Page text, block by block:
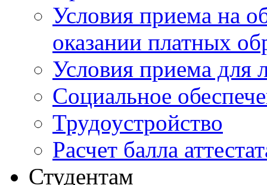
Условия приема на
оказании платных
Условия приема для
Социальное
Трудоустройство
Расчет балла
Студентам